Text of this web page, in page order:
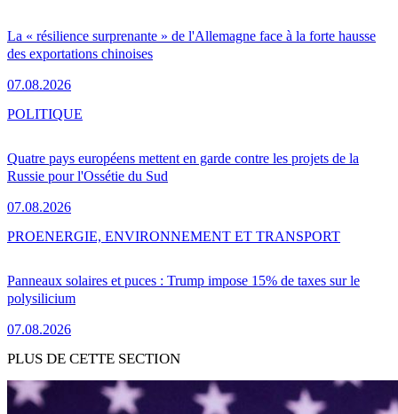
La « résilience surprenante » de l'Allemagne face à la forte hausse
des exportations chinoises
07.08.2026
Quatre pays européens mettent en garde contre les projets de la
Russie pour l'Ossétie du Sud
07.08.2026
POLITIQUE
Panneaux solaires et puces : Trump impose 15% de taxes sur le
polysilicium
07.08.2026
PROENERGIE, ENVIRONNEMENT ET TRANSPORT
PLUS DE CETTE SECTION